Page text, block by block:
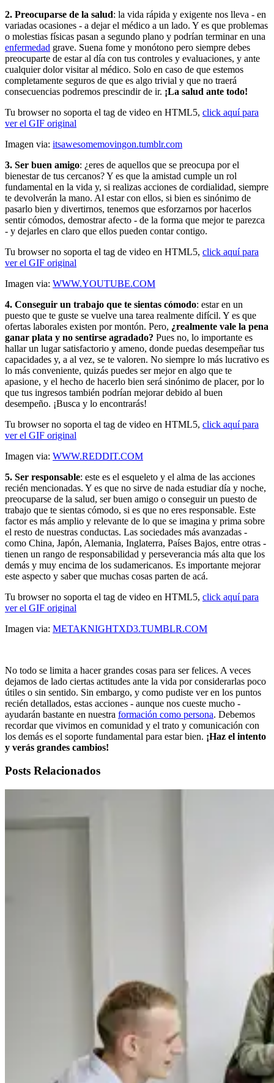
2. Preocuparse de la salud: la vida rápida y exigente nos lleva - en
variadas ocasiones - a dejar el médico a un lado. Y es que problemas
o molestias físicas pasan a segundo plano y podrían terminar en una
enfermedad grave. Suena fome y monótono pero siempre debes
preocuparte de estar al día con tus controles y evaluaciones, y ante
cualquier dolor visitar al médico. Solo en caso de que estemos
completamente seguros de que es algo trivial y que no traerá
consecuencias podremos prescindir de ir. ¡La salud ante todo!
Tu browser no soporta el tag de video en HTML5, click aquí para
ver el GIF original
Imagen via: itsawesomemovingon.tumblr.com
3. Ser buen amigo: ¿eres de aquellos que se preocupa por el
bienestar de tus cercanos? Y es que la amistad cumple un rol
fundamental en la vida y, si realizas acciones de cordialidad, siempre
te devolverán la mano. Al estar con ellos, si bien es sinónimo de
pasarlo bien y divertirnos, tenemos que esforzarnos por hacerlos
sentir cómodos, demostrar afecto - de la forma que mejor te parezca
- y dejarles en claro que ellos pueden contar contigo.
Tu browser no soporta el tag de video en HTML5, click aquí para
ver el GIF original
Imagen via: WWW.YOUTUBE.COM
4. Conseguir un trabajo que te sientas cómodo: estar en un
puesto que te guste se vuelve una tarea realmente difícil. Y es que
ofertas laborales existen por montón. Pero, ¿realmente vale la pena
ganar plata y no sentirse agradado? Pues no, lo importante es
hallar un lugar satisfactorio y ameno, donde puedas desempeñar tus
capacidades y, a al vez, se te valoren. No siempre lo más lucrativo es
lo más conveniente, quizás puedes ser mejor en algo que te
apasione, y el hecho de hacerlo bien será sinónimo de placer, por lo
que tus ingresos también podrían mejorar debido al buen
desempeño. ¡Busca y lo encontrarás!
Tu browser no soporta el tag de video en HTML5, click aquí para
ver el GIF original
Imagen via: WWW.REDDIT.COM
5. Ser responsable: este es el esqueleto y el alma de las acciones
recién mencionadas. Y es que no sirve de nada estudiar día y noche,
preocuparse de la salud, ser buen amigo o conseguir un puesto de
trabajo que te sientas cómodo, si es que no eres responsable. Este
factor es más amplio y relevante de lo que se imagina y prima sobre
el resto de nuestras conductas. Las sociedades más avanzadas -
como China, Japón, Alemania, Inglaterra, Países Bajos, entre otras -
tienen un rango de responsabilidad y perseverancia más alta que los
demás y muy encima de los sudamericanos. Es importante mejorar
este aspecto y saber que muchas cosas parten de acá.
Tu browser no soporta el tag de video en HTML5, click aquí para
ver el GIF original
Imagen via: METAKNIGHTXD3.TUMBLR.COM
No todo se limita a hacer grandes cosas para ser felices. A veces
dejamos de lado ciertas actitudes ante la vida por considerarlas poco
útiles o sin sentido. Sin embargo, y como pudiste ver en los puntos
recién detallados, estas acciones - aunque nos cueste mucho -
ayudarán bastante en nuestra formación como persona. Debemos
recordar que vivimos en comunidad y el trato y comunicación con
los demás es el soporte fundamental para estar bien. ¡Haz el intento
y verás grandes cambios!
Posts Relacionados